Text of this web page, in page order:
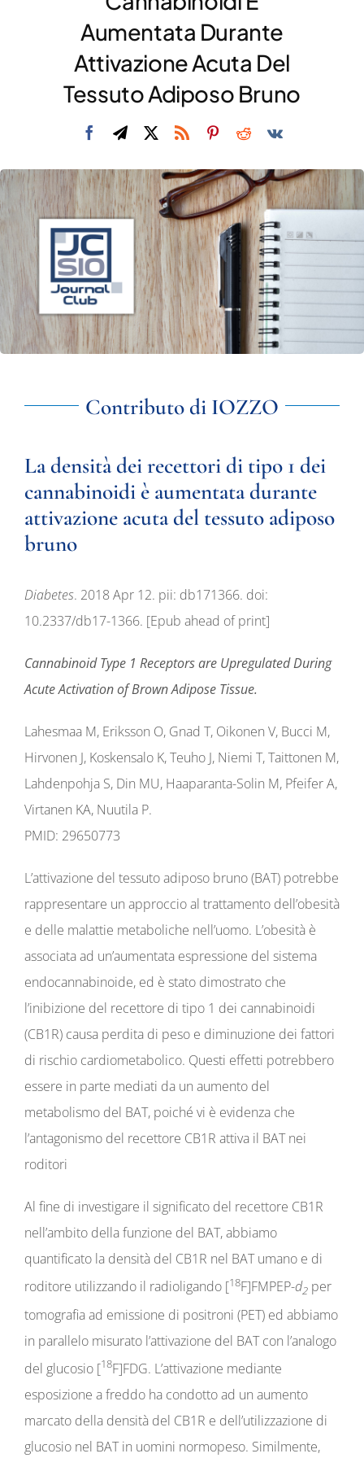
DIVULGAZIONE
RETE CENTRI
AREA SOCI
CONTATTI
Aumentata Durante
Attivazione Acuta Del
Tessuto Adiposo Bruno
Contributo di IOZZO
La densità dei recettori di tipo 1 dei
cannabinoidi è aumentata durante
attivazione acuta del tessuto adiposo
bruno
Diabetes. 2018 Apr 12. pii: db171366. doi:
10.2337/db17-1366. [Epub ahead of print]
Cannabinoid Type 1 Receptors are Upregulated During
Acute Activation of Brown Adipose Tissue.
Lahesmaa M, Eriksson O, Gnad T, Oikonen V, Bucci M,
Hirvonen J, Koskensalo K, Teuho J, Niemi T, Taittonen M,
Lahdenpohja S, Din MU, Haaparanta-Solin M, Pfeifer A,
Virtanen KA, Nuutila P.
PMID: 29650773
L’attivazione del tessuto adiposo bruno (BAT) potrebbe
rappresentare un approccio al trattamento dell’obesità
e delle malattie metaboliche nell’uomo. L’obesità è
associata ad un’aumentata espressione del sistema
endocannabinoide, ed è stato dimostrato che
l’inibizione del recettore di tipo 1 dei cannabinoidi
(CB1R) causa perdita di peso e diminuzione dei fattori
di rischio cardiometabolico. Questi effetti potrebbero
essere in parte mediati da un aumento del
metabolismo del BAT, poiché vi è evidenza che
l’antagonismo del recettore CB1R attiva il BAT nei
roditori
Al fine di investigare il significato del recettore CB1R
nell’ambito della funzione del BAT, abbiamo
quantificato la densità del CB1R nel BAT umano e di
roditore utilizzando il radioligando [18F]FMPEP-d2 per
tomografia ad emissione di positroni (PET) ed abbiamo
in parallelo misurato l’attivazione del BAT con l’analogo
del glucosio [18F]FDG. L’attivazione mediante
esposizione a freddo ha condotto ad un aumento
marcato della densità del CB1R e dell’utilizzazione di
glucosio nel BAT in uomini normopeso. Similmente,